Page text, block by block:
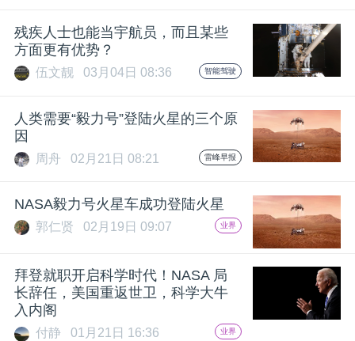
残疾人士也能当宇航员，而且某些
方面更有优势？
伍文靓 03月04日 08:36 智能驾驶
人类需要“毅力号”登陆火星的三个原
因
周舟 02月21日 08:21 雷峰早报
NASA毅力号火星车成功登陆火星
郭仁贤 02月19日 09:07 业界
拜登就职开启科学时代！NASA 局
长辞任，美国重返世卫，科学大牛
入内阁
付静 01月21日 16:36 业界